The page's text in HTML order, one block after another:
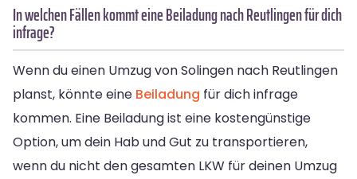
In welchen Fällen kommt eine Beiladung nach Reutlingen für dich
infrage?
Wenn du einen Umzug von Solingen nach Reutlingen
planst, könnte eine Beiladung für dich infrage
kommen. Eine Beiladung ist eine kostengünstige
Option, um dein Hab und Gut zu transportieren,
wenn du nicht den gesamten LKW für deinen Umzug